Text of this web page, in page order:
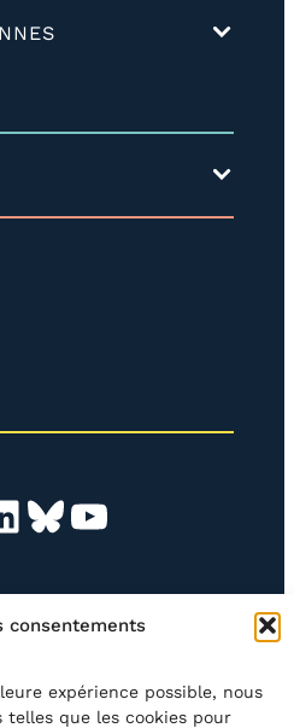
consentements
expérience possible, nous
telles que les cookies pour
p
Bluesky YouTube
NEWSLETTER
Rechercher